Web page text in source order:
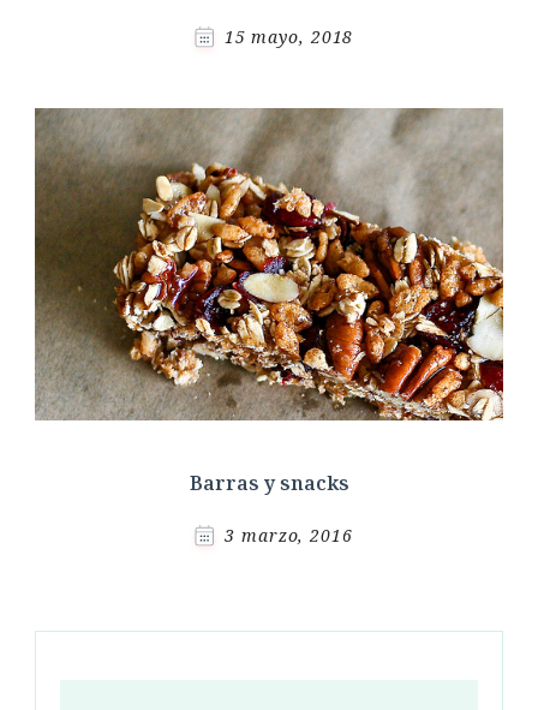
15 mayo, 2018
Barras y snacks
3 marzo, 2016